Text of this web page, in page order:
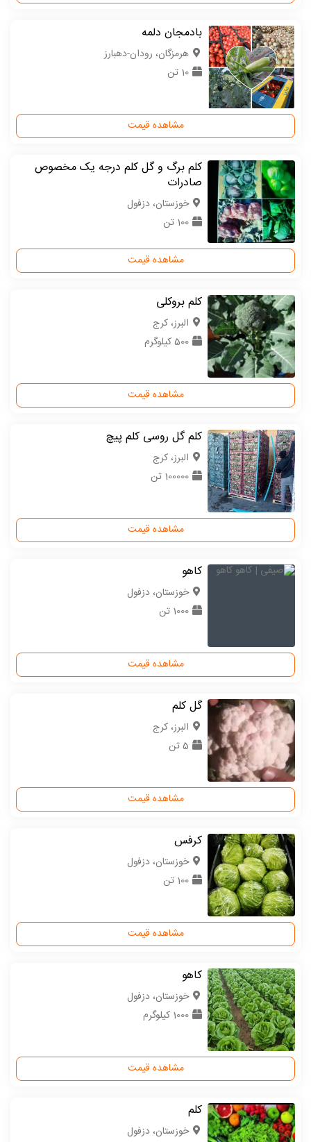
بادمجان دلمه
هرمزگان، رودان-دهبارز
10 تن
مشاهده قیمت
کلم برگ و گل کلم درجه یک مخصوص
صادرات
خوزستان، دزفول
100 تن
مشاهده قیمت
کلم بروکلی
البرز، کرج
500 کیلوگرم
مشاهده قیمت
کلم گل روسی کلم پیچ
البرز، کرج
100000 تن
مشاهده قیمت
کاهو
خوزستان، دزفول
1000 تن
مشاهده قیمت
گل کلم
البرز، کرج
5 تن
مشاهده قیمت
کرفس
خوزستان، دزفول
100 تن
مشاهده قیمت
کاهو
خوزستان، دزفول
1000 کیلوگرم
مشاهده قیمت
کلم
خوزستان، دزفول